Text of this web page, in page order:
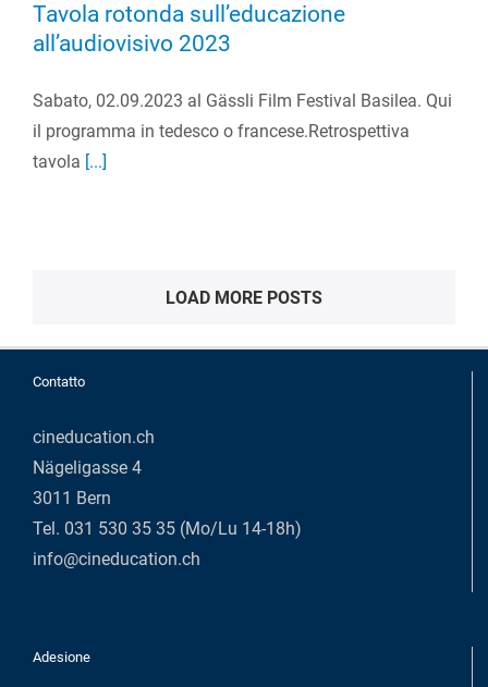
Tavola rotonda sull’educazione
all’audiovisivo 2023
Sabato, 02.09.2023 al Gässli Film Festival Basilea. Qui
il programma in tedesco o francese.Retrospettiva
tavola [...]
LOAD MORE POSTS
Contatto
cineducation.ch
Nägeligasse 4
3011 Bern
Tel. 031 530 35 35 (Mo/Lu 14-18h)
info@cineducation.ch
Adesione